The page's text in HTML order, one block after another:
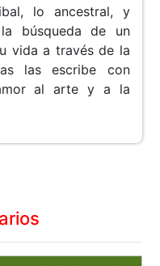
lo ancestral, y
búsqueda de un
vida a través de la
las escribe con
al arte y a la